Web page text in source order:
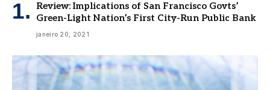
Review: Implications of San Francisco Govts’
Green-Light Nation’s First City-Run Public Bank
janeiro 20, 2021